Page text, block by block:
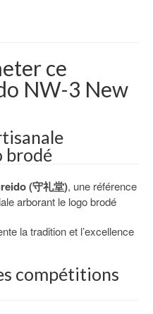
ce
NW-3 New
brodé
(守礼堂), une référence
arborant le logo brodé
la tradition et l’excellence
compétitions